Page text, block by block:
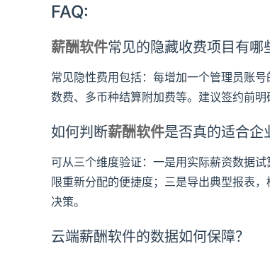
FAQ:
薪酬软件常见的隐藏收费项目有哪
常见隐性费用包括：每增加一个管理员账
数费、多币种结算附加费等。建议签约前
如何判断薪酬软件是否真的适合企
可从三个维度验证：一是用实际薪资数据
限重新分配的便捷度；三是导出典型报表
决策。
云端薪酬软件的数据如何保障？